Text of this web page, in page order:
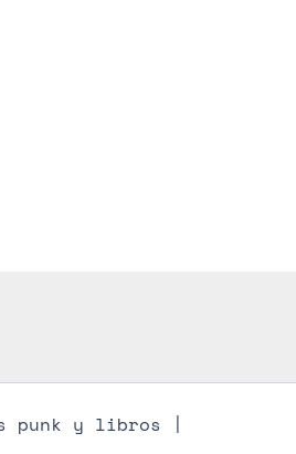
punk y libros |